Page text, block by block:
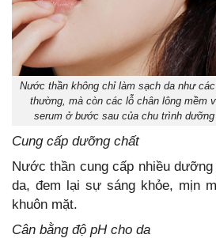
Nước thần không chỉ làm sạch da như
thường, mà còn các lỗ chân lông mềm
serum ở bước sau của chu trình dưỡng
Cung cấp dưỡng chất
Nước thần cung cấp nhiều
da, đem lại sự sáng khỏe, mịn
khuôn mặt.
Cân bằng độ pH cho da